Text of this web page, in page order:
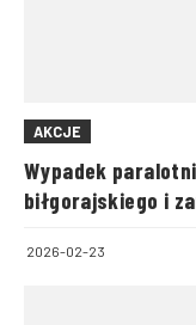
AKCJE
Wypadek
biłgorajskiego i
2026-02-23